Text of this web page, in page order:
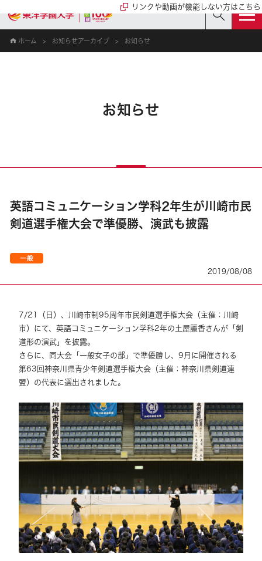
ホーム お知らせアーカイブ お知らせ
お知らせ
英語コミュニケーション学科2年生が川崎市民
剣道選手権大会で準優勝、演武も披露
2019/08/08
リンクや動画が機能しない方はこちら
7/21（日）、川崎市制95周年市民剣道選手権大会（主催：川崎
市）にて、英語コミュニケーション学科2年の土屋麗香さんが「剣
道形の演武」を披露。
さらに、同大会「一般女子の部」で準優勝し、9月に開催される
第63回神奈川県青少年剣道選手権大会（主催：神奈川県剣道連
盟）の代表に選出されました。